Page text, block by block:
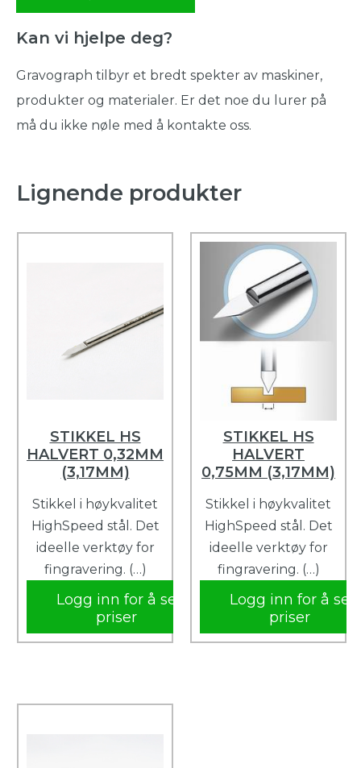
Kan vi hjelpe deg?
Gravograph tilbyr et bredt spekter av maskiner,
produkter og materialer. Er det noe du lurer på
må du ikke nøle med å kontakte oss.
Lignende produkter
STIKKEL HS
HALVERT 0,32MM
(3,17MM)
Stikkel i høykvalitet
HighSpeed stål. Det
ideelle verktøy for
fingravering. (…)
Logg inn for å se
priser
STIKKEL HS
HALVERT
0,75MM (3,17MM)
Stikkel i høykvalitet
HighSpeed stål. Det
ideelle verktøy for
fingravering. (…)
Logg inn for å se
priser